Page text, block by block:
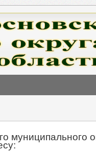
муниципального